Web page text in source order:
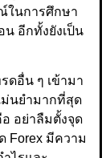
ในการศึกษา
อีกทั้งยังเป็น
ดอื่น ๆ เข้ามา
นยำมากที่สุด
อย่าลืมตั้งจุด
Forex มีความ